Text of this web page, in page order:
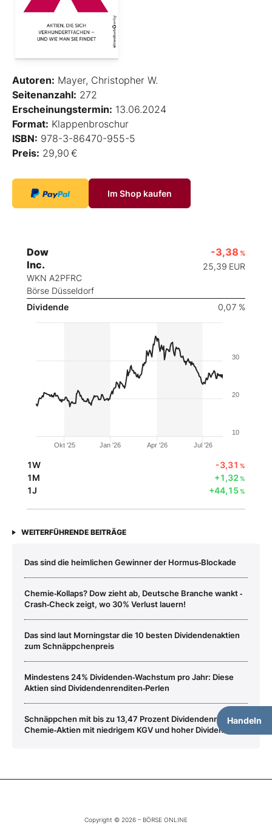
Autoren: Mayer, Christopher W.
Seitenanzahl: 272
Erscheinungstermin: 13.06.2024
Format: Klappenbroschur
ISBN: 978-3-86470-955-5
Preis: 29,90 €
Im Shop kaufen
Dow
Inc.
WKN A2PFRC
Börse Düsseldorf
-3,38 %
25,39 EUR
Dividende 0,07 %
Handeln
Okt '25 Jan '26 Apr '26 Jul '26
10
20
30
1W -3,31 %
1M +1,32%
1J +44,15%
WEITERFÜHRENDE BEITRÄGE
Das sind die heimlichen Gewinner der Hormus‑Blockade
Chemie‑Kollaps? Dow zieht ab, Deutsche Branche wankt ‑
Crash‑Check zeigt, wo 30% Verlust lauern!
Das sind laut Morningstar die 10 besten Dividendenaktien
zum Schnäppchenpreis
Mindestens 24% Dividenden‑Wachstum pro Jahr: Diese
Aktien sind Dividendenrenditen‑Perlen
Schnäppchen mit bis zu 13,47 Prozent Dividendenrendite –
Chemie‑Aktien mit niedrigem KGV und hoher Dividende
Copyright © 2026 – BÖRSE ONLINE